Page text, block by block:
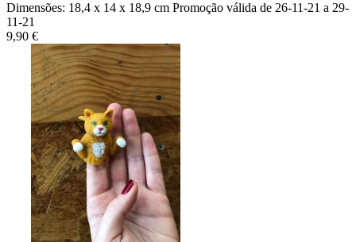
Dimensões: 18,4 x 14 x 18,9 cm Promoção válida de 26-11-21 a 29-
11-21
9,90 €